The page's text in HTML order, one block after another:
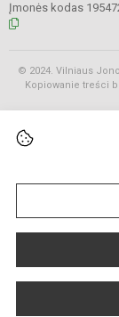
Įmonės kodas
© 2024. Vilniaus
Kopiowanie treści